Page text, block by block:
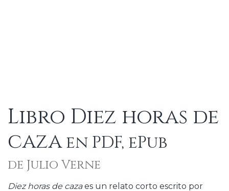
Libro Diez horas de
cazaen PDF, ePub
de Julio Verne
Diez horas de cazaes un relato corto escrito por